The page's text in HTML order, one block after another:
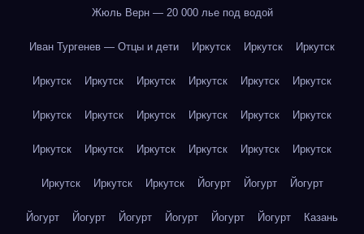
Жюль Верн — 20 000 лье под водой
Иван Тургенев — Отцы и дети Иркутск Иркутск Иркутск
Иркутск Иркутск Иркутск Иркутск Иркутск Иркутск
Иркутск Иркутск Иркутск Иркутск Иркутск Иркутск
Иркутск Иркутск Иркутск Иркутск Иркутск Иркутск
Иркутск Иркутск Иркутск Йогурт Йогурт Йогурт
Йогурт Йогурт Йогурт Йогурт Йогурт Йогурт Казань